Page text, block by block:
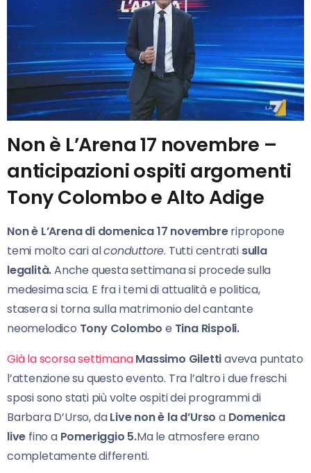
Non è L’Arena 17 novembre –
anticipazioni ospiti argomenti
Tony Colombo e Alto Adige
Non è L’Arena di domenica 17 novembreripropone
temi molto cari alconduttore. Tutti centrati sulla
legalità.Anche questa settimana si procede sulla
medesima scia. E fra i temi di attualità e politica,
stasera si torna sulla matrimonio del cantante
neomelodico Tony Colombo e Tina Rispoli.
Già la scorsa settimanaMassimo Gilettiaveva puntato
l’attenzione su questo evento. Tra l’altro i due freschi
sposi sono stati più volte ospiti dei programmi di
Barbara D’Urso, daLive non è la d’UrsoaDomenica
live fino aPomeriggio 5.Ma le atmosfere erano
completamente differenti.